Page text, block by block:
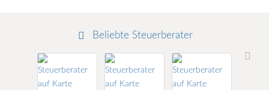
Beliebte Steuerberater